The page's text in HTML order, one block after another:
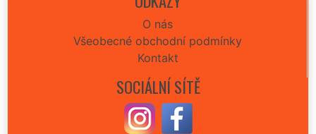
Velmi rychlá odezva, perfektní domluva, moc šikovná děvčata.
Uklidili mi domácnost skutečně nádherně. Děkuji a doporučuji.
Úklid domácnosti v Sedlicích byl proveden na jedničku. Dávám
palec nahoru, určitě doporučuju.
Před svátky jsem potřebovala uklidit celou naši domácnost a na
základě doporučení jsem si v Sedlicích vybrala společnost Extra
O nás
Všeobecné obchodní podmínky
Kontakt
SOCIÁLNÍ SÍTĚ